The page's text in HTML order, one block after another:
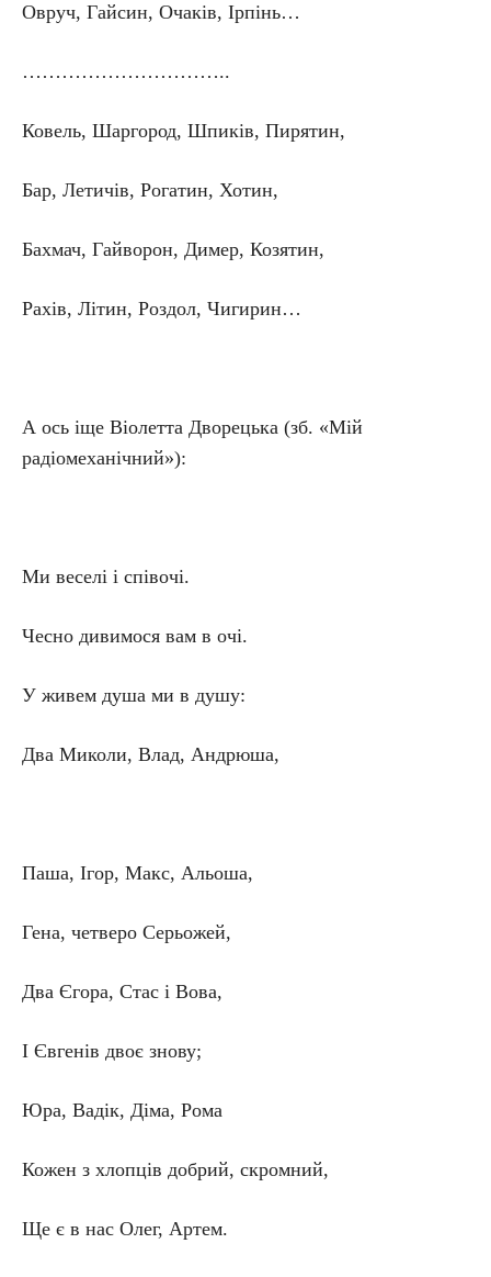
Овруч, Гайсин, Очаків, Ірпінь…
…………………………..
Ковель, Шаргород, Шпиків, Пирятин,
Бар, Летичів, Рогатин, Хотин,
Бахмач, Гайворон, Димер, Козятин,
Рахів, Літин, Роздол, Чигирин…
А ось іще Віолетта Дворецька (зб. «Мій
радіомеханічний»):
Ми веселі і співочі.
Чесно дивимося вам в очі.
У живем душа ми в душу:
Два Миколи, Влад, Андрюша,
Паша, Ігор, Макс, Альоша,
Гена, четверо Серьожей,
Два Єгора, Стас і Вова,
І Євгенів двоє знову;
Юра, Вадік, Діма, Рома
Кожен з хлопців добрий, скромний,
Ще є в нас Олег, Артем.